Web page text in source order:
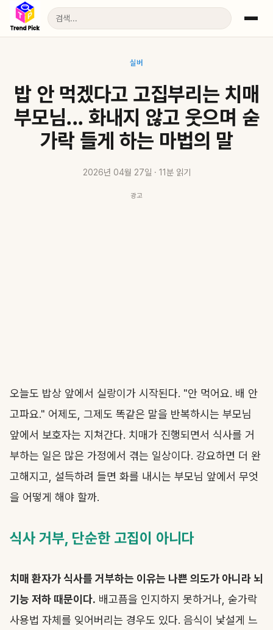
실버
밥 안 먹겠다고 고집부리는 치매
부모님... 화내지 않고 웃으며 숟
가락 들게 하는 마법의 말
2026년 04월 27일 · 11분 읽기
광고
오늘도 밥상 앞에서 실랑이가 시작된다. "안 먹어요. 배 안
고파요." 어제도, 그제도 똑같은 말을 반복하시는 부모님
앞에서 보호자는 지쳐간다. 치매가 진행되면서 식사를 거
부하는 일은 많은 가정에서 겪는 일상이다. 강요하면 더 완
고해지고, 설득하려 들면 화를 내시는 부모님 앞에서 무엇
을 어떻게 해야 할까.
식사 거부, 단순한 고집이 아니다
치매 환자가 식사를 거부하는 이유는 나쁜 의도가 아니라 뇌
기능 저하 때문이다. 배고픔을 인지하지 못하거나, 숟가락
사용법 자체를 잊어버리는 경우도 있다. 음식이 낯설게 느